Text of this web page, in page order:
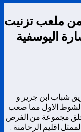
ملعب تزنيت
اليوسفية
شباب ابن جرير و
الاول مما صعب
لخلق مجموعة من الفرص
اقليم الرحامنة .